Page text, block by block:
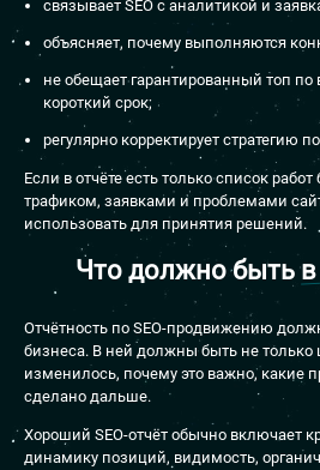
связывает SEO с аналитикой и
объясняет, почему выполняются
не обещает гарантированный топ
короткий срок;
регулярно корректирует стратегию
Если в отчёте есть только список
трафиком, заявками и проблемами
использовать для принятия решений.
Что должно бытьв
Отчётность по SEO-продвижению
бизнеса. В ней должны быть не
изменилось, почему это важно, какие
сделано дальше.
Хороший SEO-отчёт обычно включает
динамику позиций, видимость,